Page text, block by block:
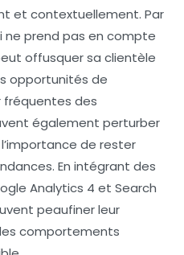
et contextuellement. Par
ne prend pas en compte
offusquer sa clientèle
opportunités de
fréquentes des
également perturber
de rester
. En intégrant des
Analytics 4 et Search
peaufiner leur
comportements